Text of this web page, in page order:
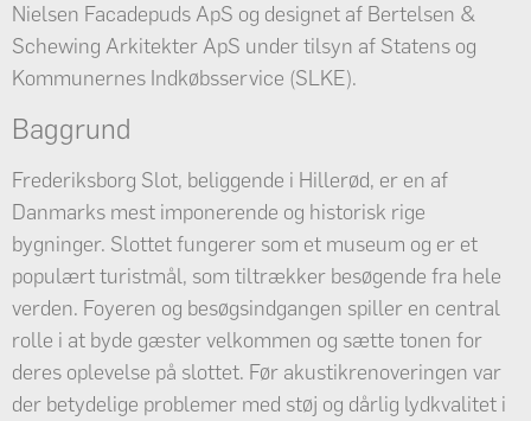
Nielsen Facadepuds ApS og designet af Bertelsen &
Schewing Arkitekter ApS under tilsyn af Statens og
Kommunernes Indkøbsservice (SLKE).
Baggrund
Frederiksborg Slot, beliggende i Hillerød, er en af
Danmarks mest imponerende og historisk rige
bygninger. Slottet fungerer som et museum og er et
populært turistmål, som tiltrækker besøgende fra hele
verden. Foyeren og besøgsindgangen spiller en central
rolle i at byde gæster velkommen og sætte tonen for
deres oplevelse på slottet. Før akustikrenoveringen var
der betydelige problemer med støj og dårlig lydkvalitet i